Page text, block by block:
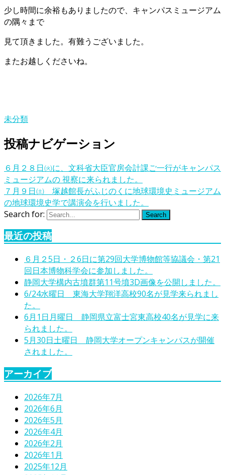
少し時間に余裕もありましたので、キャンパスミュージアム
の隅々まで
見て頂きました。有難うございました。
またお越しくださいね。
未分類
投稿ナビゲーション
６月２８日㈫に、文科省大臣官房会計課ご一行がキャンパス
ミュージアムの 視察に来られました。
７月９日㈯ 塚越館長がふじのくに地球環境史ミュージアム
の地球環境史学で講演会を行いました。
Search for:
Search
最近の投稿
６月２5日・２6日に第29回大学博物館等協議会・第21
回日本博物科学会に参加しました。
静岡大学構内古墳群第11号墳3D画像を公開しました。
6/24水曜日 東海大学翔洋高校90名が見学来られまし
た。
6月1日月曜日 静岡県立富士宮東高校40名が見学に来
られました。
5月30日土曜日 静岡大学オープンキャンパスが開催
されました。
アーカイブ
2026年7月
2026年6月
2026年5月
2026年4月
2026年2月
2026年1月
2025年12月